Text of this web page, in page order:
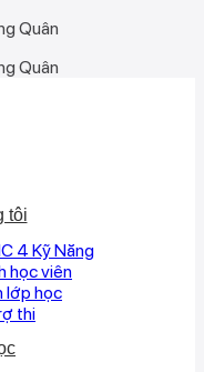
Quân
Quân
tôi
4 Kỹ Năng
học viên
lớp học
thi